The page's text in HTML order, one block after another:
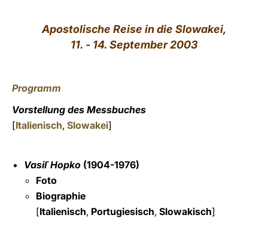
中文
LATINE
Apostolische Reise in die Slowakei,
11. - 14. September 2003
Programm
Vorstellung des Messbuches
[Italienisch, Slowakei]
Vasiľ Hopko (1904-1976)
Foto
Biographie
[Italienisch, Portugiesisch, Slowakisch]